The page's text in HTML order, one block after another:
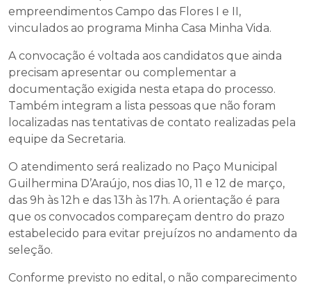
empreendimentos Campo das Flores I e II,
vinculados ao programa Minha Casa Minha Vida.
A convocação é voltada aos candidatos que ainda
precisam apresentar ou complementar a
documentação exigida nesta etapa do processo.
Também integram a lista pessoas que não foram
localizadas nas tentativas de contato realizadas pela
equipe da Secretaria.
O atendimento será realizado no Paço Municipal
Guilhermina D’Araújo, nos dias 10, 11 e 12 de março,
das 9h às 12h e das 13h às 17h. A orientação é para
que os convocados compareçam dentro do prazo
estabelecido para evitar prejuízos no andamento da
seleção.
Conforme previsto no edital, o não comparecimento